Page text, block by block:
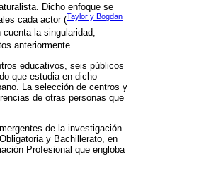
Dicho enfoque se
cada actor (Taylor y Bogdan
la singularidad,
anteriormente.
educativos, seis públicos
que estudia en dicho
La selección de centros y
de otras personas que
de la investigación
y Bachillerato, en
Profesional que engloba